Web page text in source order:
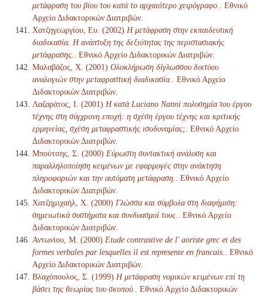
μετάφραση του βίου του κατά το αρχαιότερο χειρόγραφο.
. Εθνικό
Αρχείο Διδακτορικών Διατριβών.
Χατζηγεωργίου, Ευ. (2002) Η μετάφραση στην εκπαιδευτική
διαδικασία. Η ανάπτυξη της δεξιότητας της περιστασιακής
μετάφρασης.
. Εθνικό Αρχείο Διδακτορικών Διατριβών.
Μαλαβάζος, Χ. (2001) Ολοκλήρωση δίγλωσσου δικτύου
αναλογιών στην μεταφραστική διαδικασία.
. Εθνικό Αρχείο
Διδακτορικών Διατριβών.
Λαζαράτος, Ι. (2001) Η κατά Luciano Nanni πολυσημία του έργου
τέχνης στη σύγχρονη εποχή: η σχέση έργου τέχνης και κριτικής
ερμηνείας, σχέση μεταφραστικής ισοδυναμίας; . Εθνικό Αρχείο
Διδακτορικών Διατριβών.
Μπούτσης, Σ. (2000) Εύρωστη συντακτική ανάλυση και
παραλληλοποίηση κειμένων με εφαρμογές στην ανάκτηση
πληροφοριών και την αυτόματη μετάφραση.
. Εθνικό Αρχείο
Διδακτορικών Διατριβών.
Χατζημιχαήλ, Χ. (2000) Γλώσσα και σύμβολα στη διαφήμιση:
σημειωτικά συστήματα και συνδυασμοί τους.
. Εθνικό Αρχείο
Διδακτορικών Διατριβών.
Αντωνίου, Μ. (2000) Etude contrastive de l' aoriste grec et des
formes verbales par lesquelles il est represente en francais.
. Εθνικό
Αρχείο Διδακτορικών Διατριβών.
Βλαχόπουλος, Σ. (1999) Η μετάφραση νομικών κειμένων επί τη
βάσει της θεωρίας του σκοπού.
. Εθνικό Αρχείο Διδακτορικών